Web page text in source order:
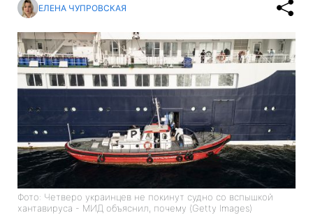
ЕЛЕНА ЧУПРОВСКАЯ
Фото: Четверо украинцев не покинут судно со вспышкой
хантавируса - МИД объяснил, почему (Getty Images)